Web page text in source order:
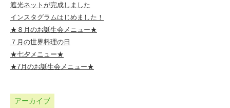
遮光ネットが完成しました
インスタグラムはじめました！
★８月のお誕生会メニュー★
７月の世界料理の日
★七夕メニュー★
★7月のお誕生会メニュー★
アーカイブ